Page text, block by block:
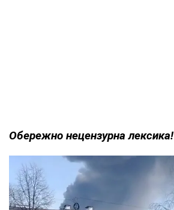
Обережно нецензурна лексика!